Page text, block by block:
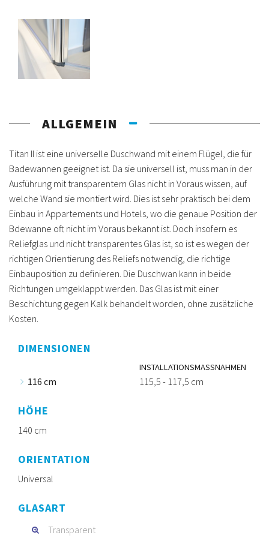
ALLGEMEIN
Titan II ist eine universelle Duschwand mit einem Flügel, die für
Badewannen geeignet ist. Da sie universell ist, muss man in der
Ausführung mit transparentem Glas nicht in Voraus wissen, auf
welche Wand sie montiert wird. Dies ist sehr praktisch bei dem
Einbau in Appartements und Hotels, wo die genaue Position der
Bdewanne oft nicht im Voraus bekannt ist. Doch insofern es
Reliefglas und nicht transparentes Glas ist, so ist es wegen der
richtigen Orientierung des Reliefs notwendig, die richtige
Einbauposition zu definieren. Die Duschwan kann in beide
Richtungen umgeklappt werden. Das Glas ist mit einer
Beschichtung gegen Kalk behandelt worden, ohne zusätzliche
Kosten.
DIMENSIONEN
INSTALLATIONSMASSNAHMEN
116 cm 115,5 - 117,5 cm
HÖHE
140 cm
ORIENTATION
Universal
GLASART
Transparent